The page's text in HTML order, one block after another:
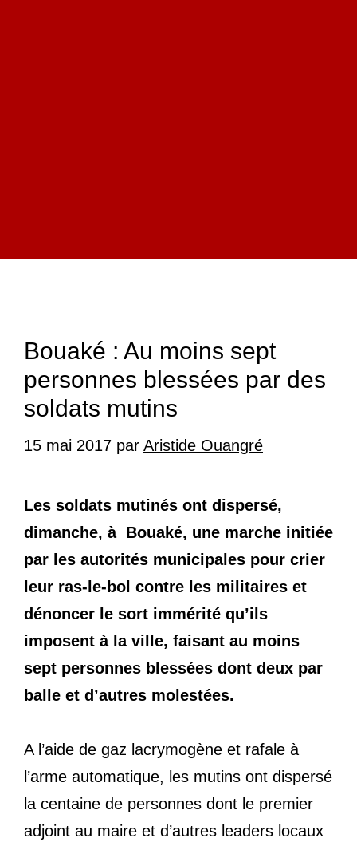
Bouaké : Au moins sept
personnes blessées par des
soldats mutins
15 mai 2017 par Aristide Ouangré
Les soldats mutinés ont dispersé,
dimanche, à Bouaké, une marche initiée
par les autorités municipales pour crier
leur ras-le-bol contre les militaires et
dénoncer le sort immérité qu’ils
imposent à la ville, faisant au moins
sept personnes blessées dont deux par
balle et d’autres molestées.
A l’aide de gaz lacrymogène et rafale à
l’arme automatique, les mutins ont dispersé
la centaine de personnes dont le premier
adjoint au maire et d’autres leaders locaux